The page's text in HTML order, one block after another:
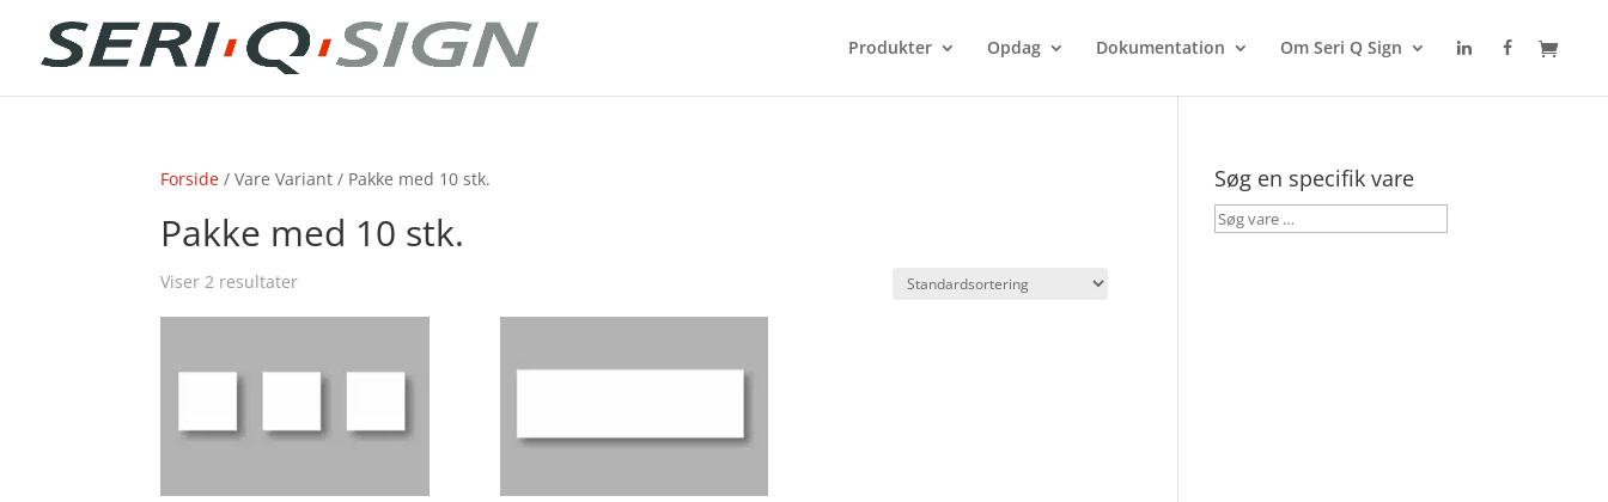
Produkter Opdag Dokumentation Om Seri Q Sign
Forside / Vare Variant / Pakke med 10 stk.
Pakke med 10 stk.
Viser 2 resultater
Søg en specifik vare
Søg